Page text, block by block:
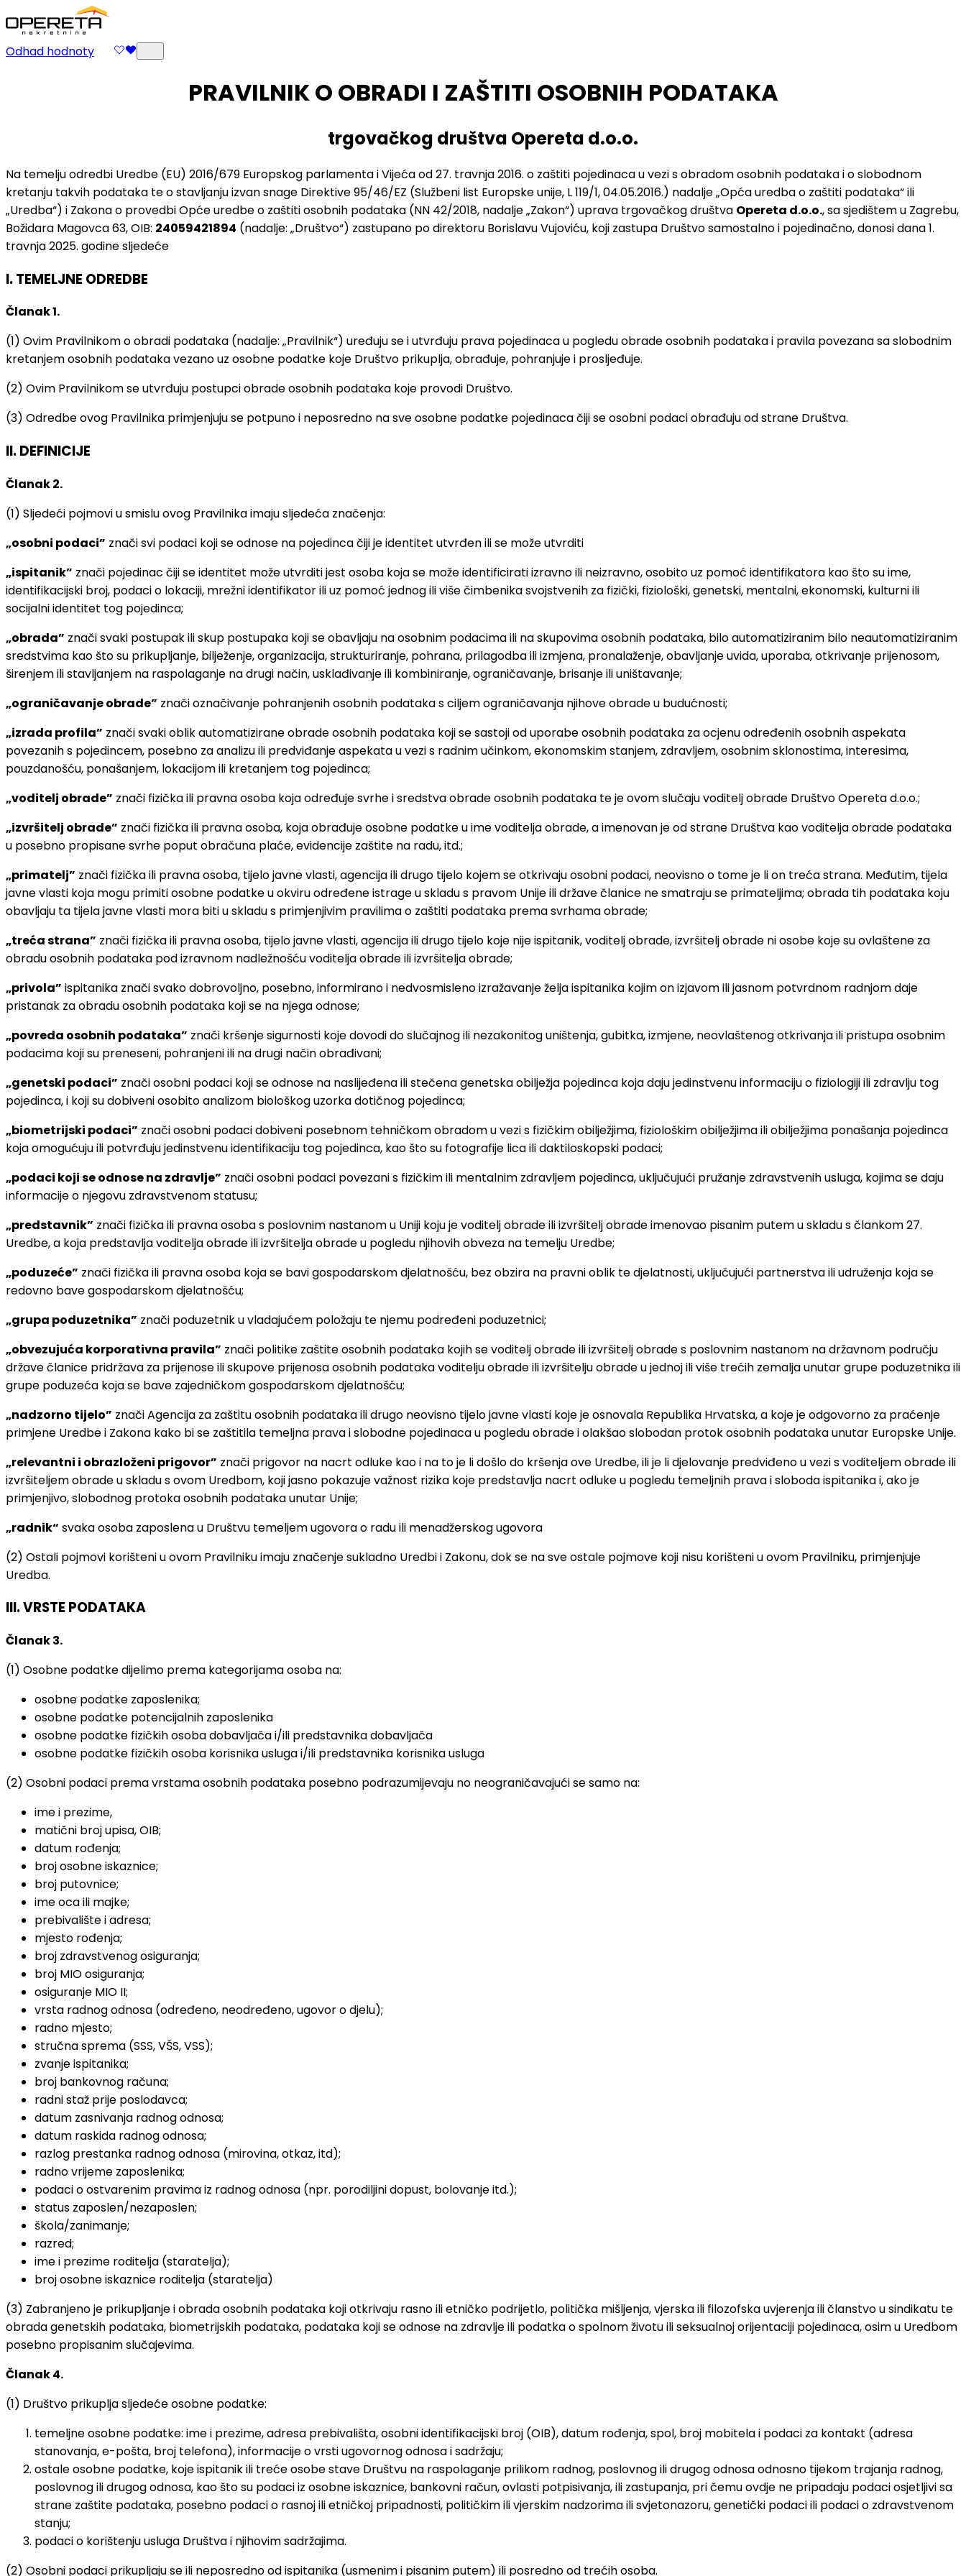
Odhad hodnoty
PRAVILNIK O OBRADI I ZAŠTITI OSOBNIH PODATAKA
trgovačkog društva Opereta d.o.o.
Na temelju odredbi Uredbe (EU) 2016/679 Europskog parlamenta i Vijeća od 27. travnja 2016. o zaštiti pojedinaca u vezi s obradom osobnih podataka i o slobodnom
kretanju takvih podataka te o stavljanju izvan snage Direktive 95/46/EZ (Službeni list Europske unije, L 119/1, 04.05.2016.) nadalje „Opća uredba o zaštiti podataka“ ili
„Uredba“) i Zakona o provedbi Opće uredbe o zaštiti osobnih podataka (NN 42/2018, nadalje „Zakon“) uprava trgovačkog društva Opereta d.o.o., sa sjedištem u Zagrebu,
Božidara Magovca 63, OIB: 24059421894 (nadalje: „Društvo“) zastupano po direktoru Borislavu Vujoviću, koji zastupa Društvo samostalno i pojedinačno, donosi dana 1.
travnja 2025. godine sljedeće
I. TEMELJNE ODREDBE
Članak 1.
(1) Ovim Pravilnikom o obradi podataka (nadalje: „Pravilnik“) uređuju se i utvrđuju prava pojedinaca u pogledu obrade osobnih podataka i pravila povezana sa slobodnim
kretanjem osobnih podataka vezano uz osobne podatke koje Društvo prikuplja, obrađuje, pohranjuje i prosljeđuje.
(2) Ovim Pravilnikom se utvrđuju postupci obrade osobnih podataka koje provodi Društvo.
(3) Odredbe ovog Pravilnika primjenjuju se potpuno i neposredno na sve osobne podatke pojedinaca čiji se osobni podaci obrađuju od strane Društva.
II. DEFINICIJE
Članak 2.
(1) Sljedeći pojmovi u smislu ovog Pravilnika imaju sljedeća značenja:
„osobni podaci” znači svi podaci koji se odnose na pojedinca čiji je identitet utvrđen ili se može utvrditi
„ispitanik” znači pojedinac čiji se identitet može utvrditi jest osoba koja se može identificirati izravno ili neizravno, osobito uz pomoć identifikatora kao što su ime,
identifikacijski broj, podaci o lokaciji, mrežni identifikator ili uz pomoć jednog ili više čimbenika svojstvenih za fizički, fiziološki, genetski, mentalni, ekonomski, kulturni ili
socijalni identitet tog pojedinca;
„obrada” znači svaki postupak ili skup postupaka koji se obavljaju na osobnim podacima ili na skupovima osobnih podataka, bilo automatiziranim bilo neautomatiziranim
sredstvima kao što su prikupljanje, bilježenje, organizacija, strukturiranje, pohrana, prilagodba ili izmjena, pronalaženje, obavljanje uvida, uporaba, otkrivanje prijenosom,
širenjem ili stavljanjem na raspolaganje na drugi način, usklađivanje ili kombiniranje, ograničavanje, brisanje ili uništavanje;
„ograničavanje obrade” znači označivanje pohranjenih osobnih podataka s ciljem ograničavanja njihove obrade u budućnosti;
„izrada profila” znači svaki oblik automatizirane obrade osobnih podataka koji se sastoji od uporabe osobnih podataka za ocjenu određenih osobnih aspekata
povezanih s pojedincem, posebno za analizu ili predviđanje aspekata u vezi s radnim učinkom, ekonomskim stanjem, zdravljem, osobnim sklonostima, interesima,
pouzdanošću, ponašanjem, lokacijom ili kretanjem tog pojedinca;
„voditelj obrade” znači fizička ili pravna osoba koja određuje svrhe i sredstva obrade osobnih podataka te je ovom slučaju voditelj obrade Društvo Opereta d.o.o.;
„izvršitelj obrade” znači fizička ili pravna osoba, koja obrađuje osobne podatke u ime voditelja obrade, a imenovan je od strane Društva kao voditelja obrade podataka
u posebno propisane svrhe poput obračuna plaće, evidencije zaštite na radu, itd.;
„primatelj” znači fizička ili pravna osoba, tijelo javne vlasti, agencija ili drugo tijelo kojem se otkrivaju osobni podaci, neovisno o tome je li on treća strana. Međutim, tijela
javne vlasti koja mogu primiti osobne podatke u okviru određene istrage u skladu s pravom Unije ili države članice ne smatraju se primateljima; obrada tih podataka koju
obavljaju ta tijela javne vlasti mora biti u skladu s primjenjivim pravilima o zaštiti podataka prema svrhama obrade;
„treća strana” znači fizička ili pravna osoba, tijelo javne vlasti, agencija ili drugo tijelo koje nije ispitanik, voditelj obrade, izvršitelj obrade ni osobe koje su ovlaštene za
obradu osobnih podataka pod izravnom nadležnošću voditelja obrade ili izvršitelja obrade;
„privola” ispitanika znači svako dobrovoljno, posebno, informirano i nedvosmisleno izražavanje želja ispitanika kojim on izjavom ili jasnom potvrdnom radnjom daje
pristanak za obradu osobnih podataka koji se na njega odnose;
„povreda osobnih podataka” znači kršenje sigurnosti koje dovodi do slučajnog ili nezakonitog uništenja, gubitka, izmjene, neovlaštenog otkrivanja ili pristupa osobnim
podacima koji su preneseni, pohranjeni ili na drugi način obrađivani;
„genetski podaci” znači osobni podaci koji se odnose na naslijeđena ili stečena genetska obilježja pojedinca koja daju jedinstvenu informaciju o fiziologiji ili zdravlju tog
pojedinca, i koji su dobiveni osobito analizom biološkog uzorka dotičnog pojedinca;
„biometrijski podaci” znači osobni podaci dobiveni posebnom tehničkom obradom u vezi s fizičkim obilježjima, fiziološkim obilježjima ili obilježjima ponašanja pojedinca
koja omogućuju ili potvrđuju jedinstvenu identifikaciju tog pojedinca, kao što su fotografije lica ili daktiloskopski podaci;
„podaci koji se odnose na zdravlje” znači osobni podaci povezani s fizičkim ili mentalnim zdravljem pojedinca, uključujući pružanje zdravstvenih usluga, kojima se daju
informacije o njegovu zdravstvenom statusu;
„predstavnik” znači fizička ili pravna osoba s poslovnim nastanom u Uniji koju je voditelj obrade ili izvršitelj obrade imenovao pisanim putem u skladu s člankom 27.
Uredbe, a koja predstavlja voditelja obrade ili izvršitelja obrade u pogledu njihovih obveza na temelju Uredbe;
„poduzeće” znači fizička ili pravna osoba koja se bavi gospodarskom djelatnošću, bez obzira na pravni oblik te djelatnosti, uključujući partnerstva ili udruženja koja se
redovno bave gospodarskom djelatnošću;
„grupa poduzetnika” znači poduzetnik u vladajućem položaju te njemu podređeni poduzetnici;
„obvezujuća korporativna pravila” znači politike zaštite osobnih podataka kojih se voditelj obrade ili izvršitelj obrade s poslovnim nastanom na državnom području
države članice pridržava za prijenose ili skupove prijenosa osobnih podataka voditelju obrade ili izvršitelju obrade u jednoj ili više trećih zemalja unutar grupe poduzetnika ili
grupe poduzeća koja se bave zajedničkom gospodarskom djelatnošću;
„nadzorno tijelo” znači Agencija za zaštitu osobnih podataka ili drugo neovisno tijelo javne vlasti koje je osnovala Republika Hrvatska, a koje je odgovorno za praćenje
primjene Uredbe i Zakona kako bi se zaštitila temeljna prava i slobodne pojedinaca u pogledu obrade i olakšao slobodan protok osobnih podataka unutar Europske Unije.
„relevantni i obrazloženi prigovor” znači prigovor na nacrt odluke kao i na to je li došlo do kršenja ove Uredbe, ili je li djelovanje predviđeno u vezi s voditeljem obrade ili
izvršiteljem obrade u skladu s ovom Uredbom, koji jasno pokazuje važnost rizika koje predstavlja nacrt odluke u pogledu temeljnih prava i sloboda ispitanika i, ako je
primjenjivo, slobodnog protoka osobnih podataka unutar Unije;
„radnik“ svaka osoba zaposlena u Društvu temeljem ugovora o radu ili menadžerskog ugovora
(2) Ostali pojmovi korišteni u ovom Pravilniku imaju značenje sukladno Uredbi i Zakonu, dok se na sve ostale pojmove koji nisu korišteni u ovom Pravilniku, primjenjuje
Uredba.
III. VRSTE PODATAKA
Članak 3.
(1) Osobne podatke dijelimo prema kategorijama osoba na:
osobne podatke zaposlenika;
osobne podatke potencijalnih zaposlenika
osobne podatke fizičkih osoba dobavljača i/ili predstavnika dobavljača
osobne podatke fizičkih osoba korisnika usluga i/ili predstavnika korisnika usluga
(2) Osobni podaci prema vrstama osobnih podataka posebno podrazumijevaju no neograničavajući se samo na:
ime i prezime,
matični broj upisa, OIB;
datum rođenja;
broj osobne iskaznice;
broj putovnice;
ime oca ili majke;
prebivalište i adresa;
mjesto rođenja;
broj zdravstvenog osiguranja;
broj MIO osiguranja;
osiguranje MIO II;
vrsta radnog odnosa (određeno, neodređeno, ugovor o djelu);
radno mjesto;
stručna sprema (SSS, VŠS, VSS);
zvanje ispitanika;
broj bankovnog računa;
radni staž prije poslodavca;
datum zasnivanja radnog odnosa;
datum raskida radnog odnosa;
razlog prestanka radnog odnosa (mirovina, otkaz, itd);
radno vrijeme zaposlenika;
podaci o ostvarenim pravima iz radnog odnosa (npr. porodiljini dopust, bolovanje itd.);
status zaposlen/nezaposlen;
škola/zanimanje;
razred;
ime i prezime roditelja (staratelja);
broj osobne iskaznice roditelja (staratelja)
(3) Zabranjeno je prikupljanje i obrada osobnih podataka koji otkrivaju rasno ili etničko podrijetlo, politička mišljenja, vjerska ili filozofska uvjerenja ili članstvo u sindikatu te
obrada genetskih podataka, biometrijskih podataka, podataka koji se odnose na zdravlje ili podatka o spolnom životu ili seksualnoj orijentaciji pojedinaca, osim u Uredbom
posebno propisanim slučajevima.
Članak 4.
(1) Društvo prikuplja sljedeće osobne podatke:
temeljne osobne podatke: ime i prezime, adresa prebivališta, osobni identifikacijski broj (OIB), datum rođenja, spol, broj mobitela i podaci za kontakt (adresa
stanovanja, e-pošta, broj telefona), informacije o vrsti ugovornog odnosa i sadržaju;
ostale osobne podatke, koje ispitanik ili treće osobe stave Društvu na raspolaganje prilikom radnog, poslovnog ili drugog odnosa odnosno tijekom trajanja radnog,
poslovnog ili drugog odnosa, kao što su podaci iz osobne iskaznice, bankovni račun, ovlasti potpisivanja, ili zastupanja, pri čemu ovdje ne pripadaju podaci osjetljivi sa
strane zaštite podataka, posebno podaci o rasnoj ili etničkoj pripadnosti, političkim ili vjerskim nadzorima ili svjetonazoru, genetički podaci ili podaci o zdravstvenom
stanju;
podaci o korištenju usluga Društva i njihovim sadržajima.
(2) Osobni podaci prikupljaju se ili neposredno od ispitanika (usmenim i pisanim putem) ili posredno od trećih osoba.